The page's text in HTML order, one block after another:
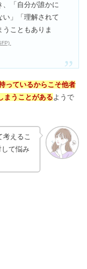
、「自分が誰かに
」「理解されて
こともありま
っているからこそ他者
まうことがあるようで
えるこ
て悩み